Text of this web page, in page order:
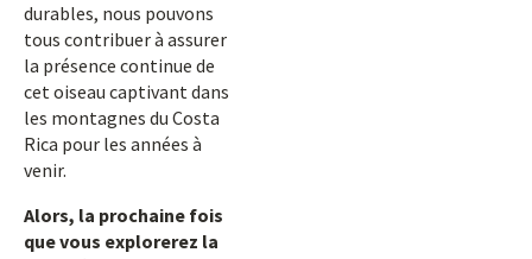
durables, nous pouvons
tous contribuer à assurer
la présence continue de
cet oiseau captivant dans
les montagnes du Costa
Rica pour les années à
venir.
Alors, la prochaine fois
que vous explorerez la